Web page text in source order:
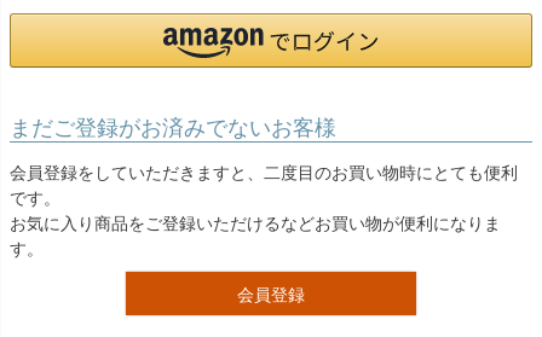
まだご登録がお済みでないお客様
会員登録をしていただきますと、二度目のお買い物時にとても便利
です。
お気に入り商品をご登録いただけるなどお買い物が便利になりま
す。
会員登録